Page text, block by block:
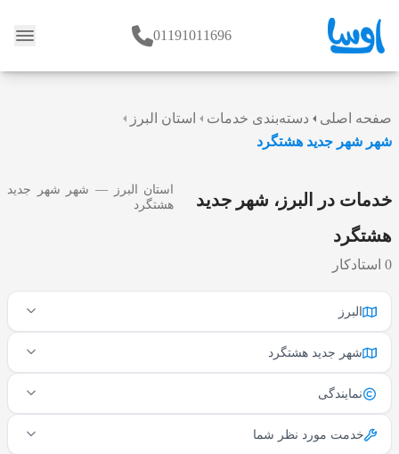
وبلاگ 01191011696
صفحه اصلی دسته‌بندی خدمات
استان البرز
شهر شهر جدید هشتگرد
خدمات در البرز، شهر جدید
هشتگرد
0 استادکار
استان البرز — شهر شهر جدید
هشتگرد
البرز
شهر جدید هشتگرد
نمایندگی
خدمت مورد نظر شما